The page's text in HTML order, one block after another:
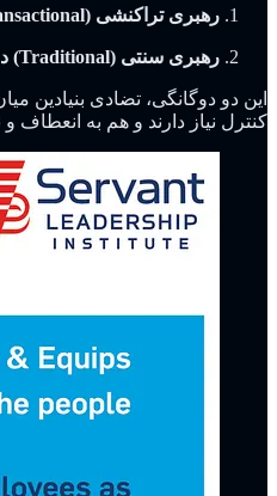
رهبری تراکنشی (Transactional) در برابر رهبری تحول‌آفرین (Transformational)
رهبری سنتی (Traditional) در برابر رهبری خدمتگزار (Servant)
این دو دوگانگی، تضادی بنیادین
کنترل نیاز دارند و هم به انعطاف